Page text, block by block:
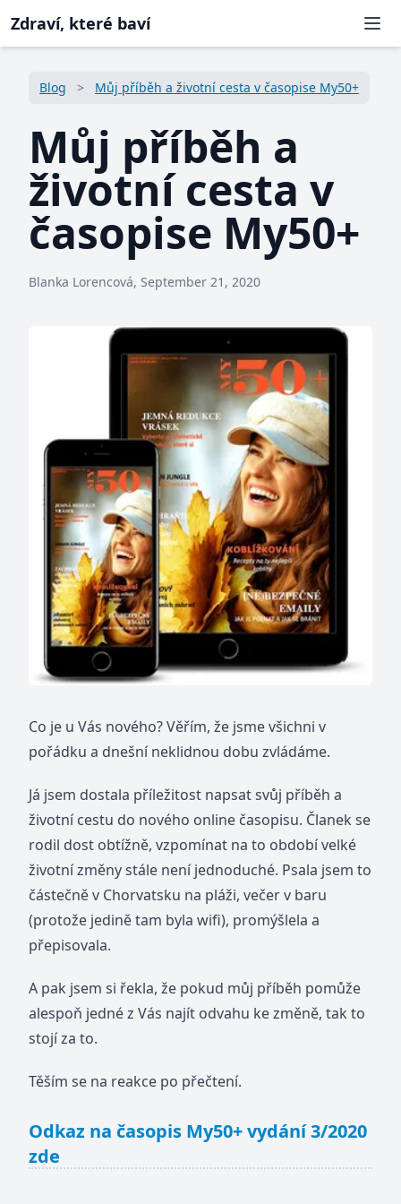
Zdraví, které baví
Blog Můj příběh a životní cesta v časopise My50+
Můj příběh a
životní cesta v
časopise My50+
Blanka Lorencová, September 21, 2020
Co je u Vás nového? Věřím, že jsme všichni v
pořádku a dnešní neklidnou dobu zvládáme.
Já jsem dostala příležitost napsat svůj příběh a
životní cestu do nového online časopisu. Članek se
rodil dost obtížně, vzpomínat na to období velké
životní změny stále není jednoduché. Psala jsem to
částečně v Chorvatsku na pláži, večer v baru
(protože jedině tam byla wifi), promýšlela a
přepisovala.
A pak jsem si řekla, že pokud můj příběh pomůže
alespoň jedné z Vás najít odvahu ke změně, tak to
stojí za to.
Těším se na reakce po přečtení.
Odkaz na časopis My50+ vydání 3/2020
zde